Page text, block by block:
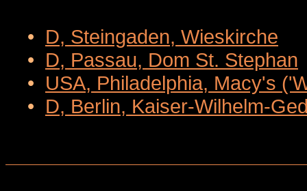
• D, Steingaden, Wieskirche
• D, Passau, Dom St. Stephan
• USA, Philadelphia, Macy's
• D, Berlin, Kaiser-Wilhelm-